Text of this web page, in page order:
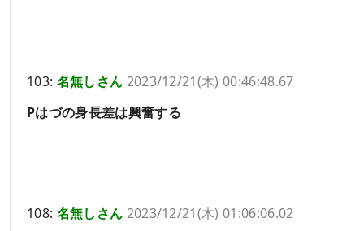
103: 名無しさん 2023/12/21(木) 00:46:48.67
Pはづの身長差は興奮する
108: 名無しさん 2023/12/21(木) 01:06:06.02